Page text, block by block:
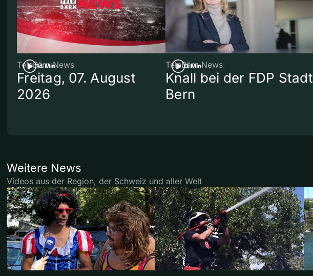
14 Min
TeleBärn News
Freitag, 07. August
2026
3 Min
TeleBärn News
Knall bei der FDP Stadt
Bern
Weitere News
Videos aus der Region, der Schweiz und aller Welt